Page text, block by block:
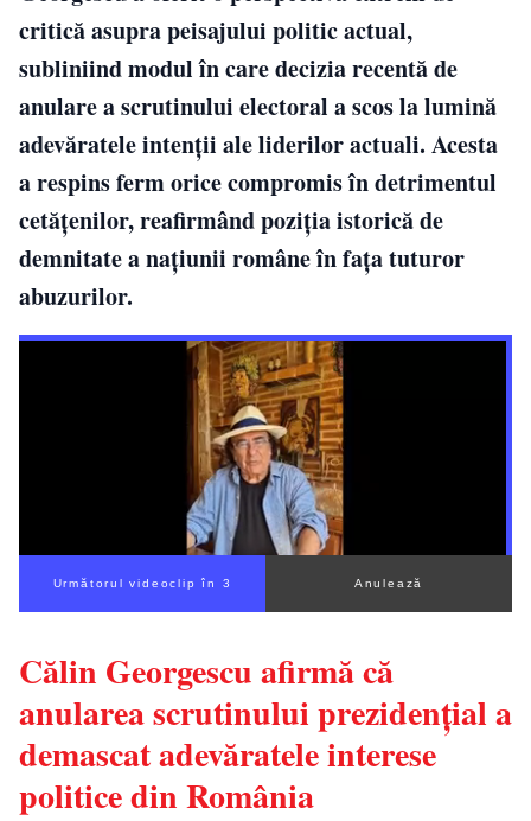
critică asupra peisajului politic actual,
subliniind modul în care decizia recentă de
anulare a scrutinului electoral a scos la lumină
adevăratele intenții ale liderilor actuali. Acesta
a respins ferm orice compromis în detrimentul
cetățenilor, reafirmând poziția istorică de
demnitate a națiunii române în fața tuturor
abuzurilor.
Următorul videoclip în 2 Anulează
Călin Georgescu afirmă că
anularea scrutinului prezidențial a
demascat adevăratele interese
politice din România